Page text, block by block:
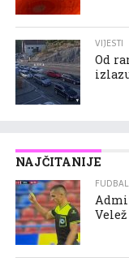
VIJESTI
Od
NAJČITANIJE
FUDBAL